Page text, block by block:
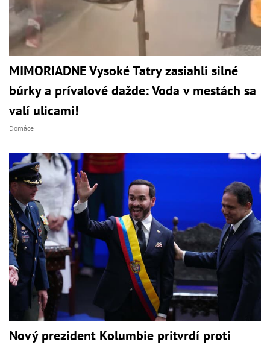
MIMORIADNE Vysoké Tatry zasiahli silné
búrky a prívalové dažde: Voda v mestách sa
valí ulicami!
Domáce
Nový prezident Kolumbie pritvrdí proti